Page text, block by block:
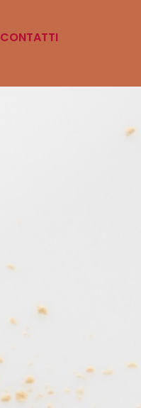
CONTATTI